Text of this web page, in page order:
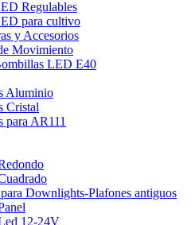
Regulables
para cultivo
y Accesorios
Movimiento
LED E40
Aluminio
Cristal
para AR111
Downlights-Plafones antiguos
12-24V